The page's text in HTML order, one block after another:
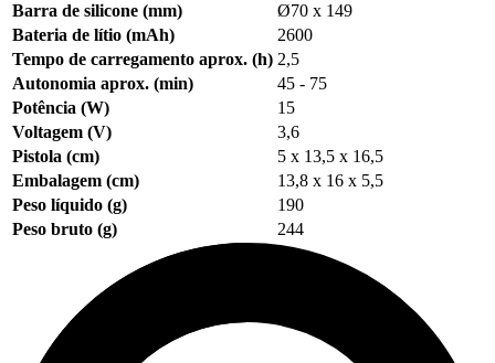
Barra de silicone (mm)
Ø70 x 149
Bateria de lítio (mAh)
2600
Tempo de carregamento aprox. (h) 2,5
Autonomia aprox. (min)
45 - 75
Potência (W)
15
Voltagem (V)
3,6
Pistola (cm)
5 x 13,5 x 16,5
Embalagem (cm)
13,8 x 16 x 5,5
Peso líquido (g)
190
Peso bruto (g)
244